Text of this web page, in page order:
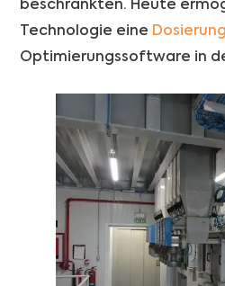
beschränkten. Heute
Technologie eine Dosierung
Optimierungssoftware in